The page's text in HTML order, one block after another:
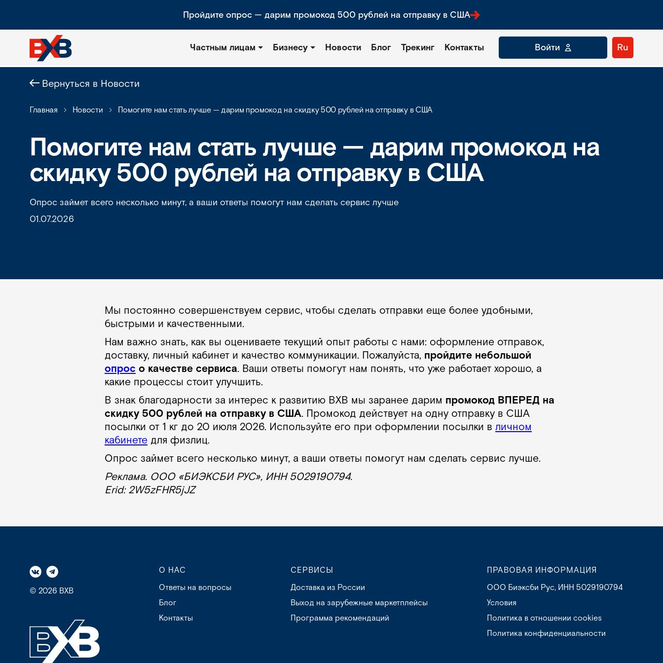
Пройдите опрос — дарим промокод 500 рублей на отправку в США
Частным лицам Бизнесу Новости Блог Трекинг Контакты Войти Ru
Вернуться в Новости
Главная Новости Помогите нам стать лучше — дарим промокод на скидку 500 рублей на отправку в США
Помогите нам стать лучше — дарим промокод на
скидку 500 рублей на отправку в США
Опрос займет всего несколько минут, а ваши ответы помогут нам сделать сервис лучше
01.07.2026
Мы постоянно совершенствуем сервис, чтобы сделать отправки еще более удобными,
быстрыми и качественными.
Нам важно знать, как вы оцениваете текущий опыт работы с нами: оформление отправок,
доставку, личный кабинет и качество коммуникации. Пожалуйста, пройдите небольшой
опрос о качестве сервиса. Ваши ответы помогут нам понять, что уже работает хорошо, а
какие процессы стоит улучшить.
В знак благодарности за интерес к развитию BXB мы заранее дарим промокод ВПЕРЕД на
скидку 500 рублей на отправку в США. Промокод действует на одну отправку в США
посылки от 1 кг до 20 июля 2026. Используйте его при оформлении посылки в личном
кабинете для физлиц.
Опрос займет всего несколько минут, а ваши ответы помогут нам сделать сервис лучше.
Реклама. ООО «БИЭКСБИ РУС», ИНН 5029190794.
Erid: 2W5zFHR5jJZ
© 2026 BXB
О НАС
Ответы на вопросы
Блог
Контакты
СЕРВИСЫ
Доставка из России
Выход на зарубежные маркетплейсы
Программа рекомендаций
ПРАВОВАЯ ИНФОРМАЦИЯ
ООО Биэксби Рус, ИНН 5029190794
Условия
Политика в отношении cookies
Политика конфиденциальности